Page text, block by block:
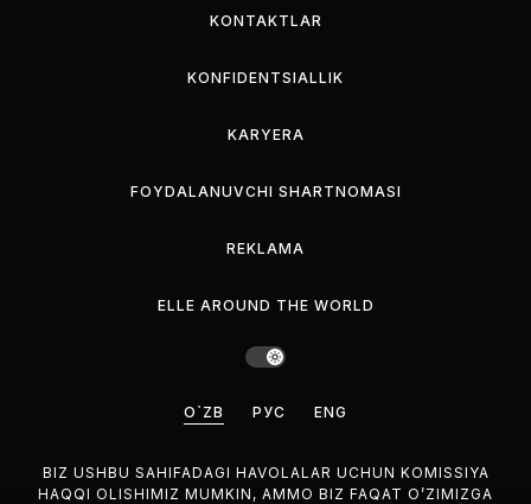
KONTAKTLAR
KONFIDENTSIALLIK
KARYERA
FOYDALANUVCHI SHARTNOMASI
REKLAMA
ELLE AROUND THE WORLD
O`ZB РУС ENG
BIZ USHBU SAHIFADAGI HAVOLALAR UCHUN KOMISSIYA
HAQQI OLISHIMIZ MUMKIN, AMMO BIZ FAQAT O’ZIMIZGA